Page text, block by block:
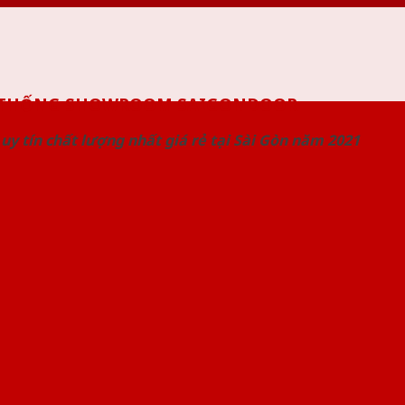
SHOWROOM SAIGONDOOR
tín chất lượng nhất giá rẻ tại Sài Gòn năm 2021